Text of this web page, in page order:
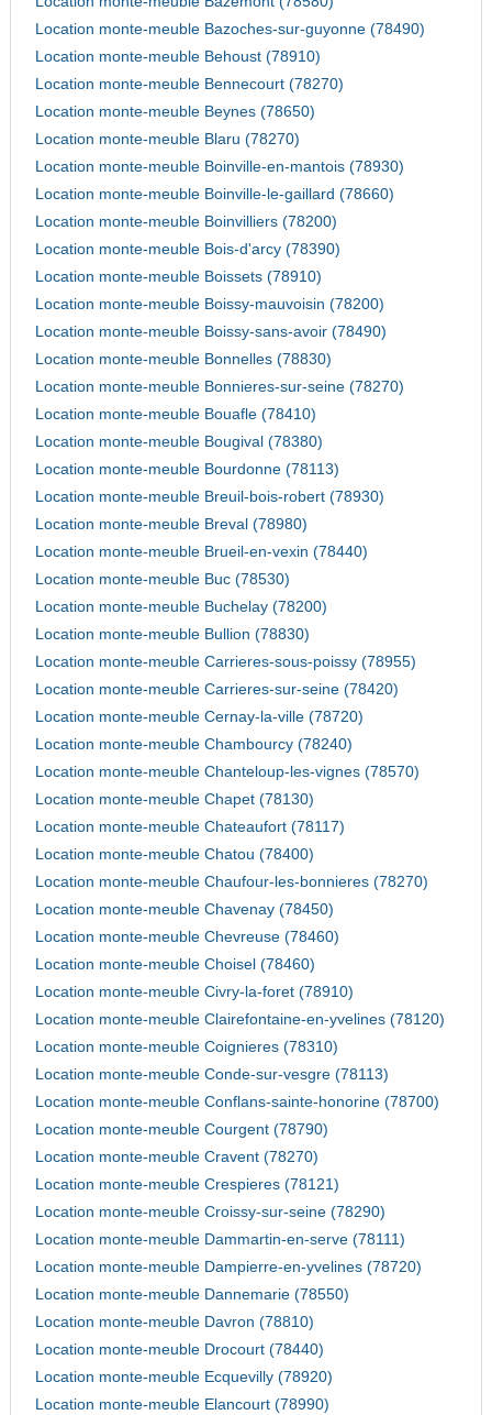
Location monte-meuble Bazoches-sur-guyonne (78490)
Location monte-meuble Behoust (78910)
Location monte-meuble Bennecourt (78270)
Location monte-meuble Beynes (78650)
Location monte-meuble Blaru (78270)
Location monte-meuble Boinville-en-mantois (78930)
Location monte-meuble Boinville-le-gaillard (78660)
Location monte-meuble Boinvilliers (78200)
Location monte-meuble Bois-d'arcy (78390)
Location monte-meuble Boissets (78910)
Location monte-meuble Boissy-mauvoisin (78200)
Location monte-meuble Boissy-sans-avoir (78490)
Location monte-meuble Bonnelles (78830)
Location monte-meuble Bonnieres-sur-seine (78270)
Location monte-meuble Bouafle (78410)
Location monte-meuble Bougival (78380)
Location monte-meuble Bourdonne (78113)
Location monte-meuble Breuil-bois-robert (78930)
Location monte-meuble Breval (78980)
Location monte-meuble Brueil-en-vexin (78440)
Location monte-meuble Buc (78530)
Location monte-meuble Buchelay (78200)
Location monte-meuble Bullion (78830)
Location monte-meuble Carrieres-sous-poissy (78955)
Location monte-meuble Carrieres-sur-seine (78420)
Location monte-meuble Cernay-la-ville (78720)
Location monte-meuble Chambourcy (78240)
Location monte-meuble Chanteloup-les-vignes (78570)
Location monte-meuble Chapet (78130)
Location monte-meuble Chateaufort (78117)
Location monte-meuble Chatou (78400)
Location monte-meuble Chaufour-les-bonnieres (78270)
Location monte-meuble Chavenay (78450)
Location monte-meuble Chevreuse (78460)
Location monte-meuble Choisel (78460)
Location monte-meuble Civry-la-foret (78910)
Location monte-meuble Clairefontaine-en-yvelines (78120)
Location monte-meuble Coignieres (78310)
Location monte-meuble Conde-sur-vesgre (78113)
Location monte-meuble Conflans-sainte-honorine (78700)
Location monte-meuble Courgent (78790)
Location monte-meuble Cravent (78270)
Location monte-meuble Crespieres (78121)
Location monte-meuble Croissy-sur-seine (78290)
Location monte-meuble Dammartin-en-serve (78111)
Location monte-meuble Dampierre-en-yvelines (78720)
Location monte-meuble Dannemarie (78550)
Location monte-meuble Davron (78810)
Location monte-meuble Drocourt (78440)
Location monte-meuble Ecquevilly (78920)
Location monte-meuble Elancourt (78990)